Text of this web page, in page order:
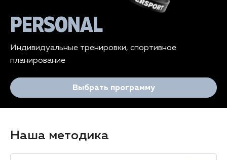
PERSONAL
Индивидуальные тренировки, спортивное
планирование
Выбрать программу
Наша методика